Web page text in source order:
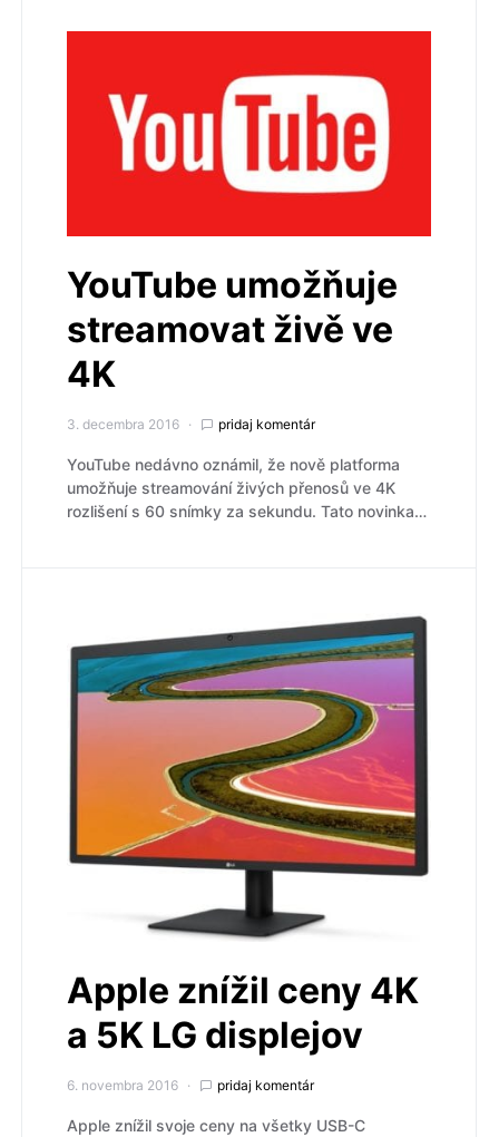
YouTube umožňuje
streamovat živě ve
4K
3. decembra 2016 pridaj komentár
YouTube nedávno oznámil, že nově platforma
umožňuje streamování živých přenosů ve 4K
rozlišení s 60 snímky za sekundu. Tato novinka…
Apple znížil ceny 4K
a 5K LG displejov
6. novembra 2016 pridaj komentár
Apple znížil svoje ceny na všetky USB-C